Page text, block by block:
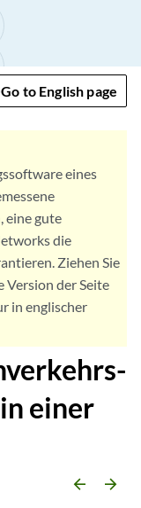
Go to English page
eines
eine gute
die
Ziehen Sie
Version der Seite
in englischer
einer
arrow_backward arrow_forward